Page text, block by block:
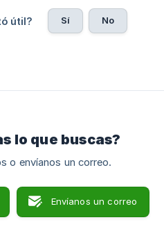
útil? Sí No
lo que buscas?
o envíanos un correo.
Envíanos un correo